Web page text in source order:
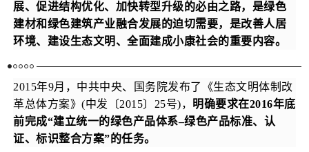
展、促进结构优化、加快转型升级的必由之路，是绿色
建材和绿色建筑产业融合发展的迫切需要，是改善人居
环境、建设生态文明、全面建成小康社会的重要内容。
2015年9月，中共中央、国务院发布了《生态文明体制改
革总体方案》(中发〔2015〕25号)， 明确要求在2016年底
前完成“建立统一的绿色产品体系–绿色产品标准、认
证、标识整合方案”的任务。